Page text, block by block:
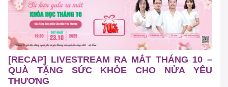
[RECAP] LIVESTREAM RA MẮT THÁNG 10 –
QUÀ TẶNG SỨC KHỎE CHO NỬA YÊU
THƯƠNG